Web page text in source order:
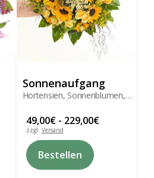
Sonnenaufgang
Hortensien, Sonnenblumen,
49,00€- 229,00€
zzgl. Versand
Bestellen
Produkt